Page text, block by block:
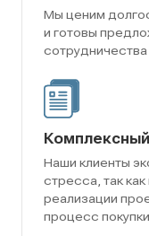
Мы ценим
и готовы
Наши клиенты
стресса, так
реализации
процесс